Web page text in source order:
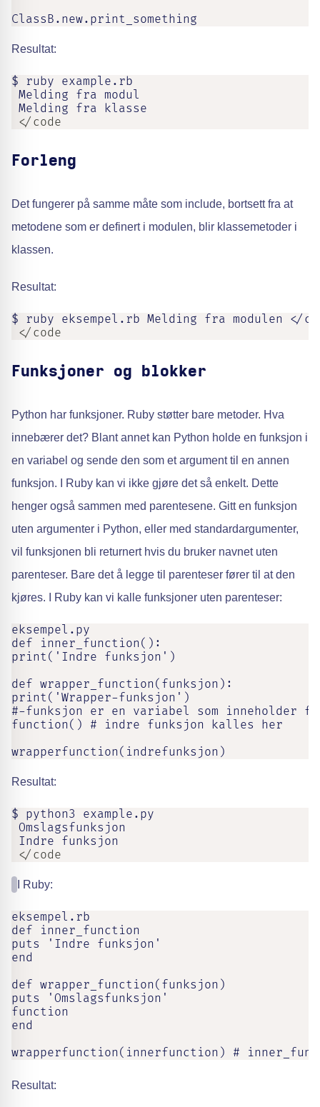
ClassB.new.print_something
Resultat:
$ ruby example.rb
Melding fra modul
Melding fra klasse
</code
Forleng
Det fungerer på samme måte som include, bortsett fra at
metodene som er definert i modulen, blir klassemetoder i
klassen.
Resultat:
$ ruby eksempel.rb Melding fra modulen </
</code
Funksjoner og blokker
Python har funksjoner. Ruby støtter bare metoder. Hva
innebærer det? Blant annet kan Python holde en funksjon i
en variabel og sende den som et argument til en annen
funksjon. I Ruby kan vi ikke gjøre det så enkelt. Dette
henger også sammen med parentesene. Gitt en funksjon
uten argumenter i Python, eller med standardargumenter,
vil funksjonen bli returnert hvis du bruker navnet uten
parenteser. Bare det å legge til parenteser fører til at den
kjøres. I Ruby kan vi kalle funksjoner uten parenteser:
eksempel.py
def inner_function():
print('Indre funksjon')
def wrapper_function(funksjon):
print('Wrapper-funksjon')
#-funksjon er en variabel som inneholder
function() # indre funksjon kalles her
wrapperfunction(indrefunksjon)
Resultat:
$ python3 example.py
Omslagsfunksjon
Indre funksjon
</code
I Ruby:
eksempel.rb
def inner_function
puts 'Indre funksjon'
end
def wrapper_function(funksjon)
puts 'Omslagsfunksjon'
function
end
wrapperfunction(innerfunction) #
Resultat: